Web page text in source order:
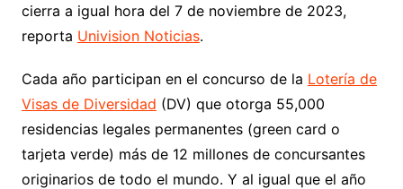
cierra a igual hora del 7 de noviembre de 2023,
reporta Univision Noticias.
Cada año participan en el concurso de la Lotería de
Visas de Diversidad (DV) que otorga 55,000
residencias legales permanentes (green card o
tarjeta verde) más de 12 millones de concursantes
originarios de todo el mundo. Y al igual que el año